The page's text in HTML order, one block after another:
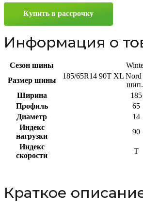
185/65
90T
Купить в рассрочку
Информация о
Сезон шины
Размер шины
185/65R14 90T XL
Ширина
185
Профиль
65
Диаметр
14
Индекс
нагрузки
90
Индекс
скорости
T
Краткое